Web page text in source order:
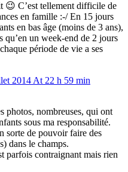
😉 C’est tellement difficile de
en famille :-/ En 15 jours
en bas âge (moins de 3 ans),
qu’en un week-end de 2 jours
période de vie a ses
2014 At 22 h 59 min
photos, nombreuses, qui ont
sous ma responsabilité.
sorte de pouvoir faire des
dans le champs.
parfois contraignant mais rien